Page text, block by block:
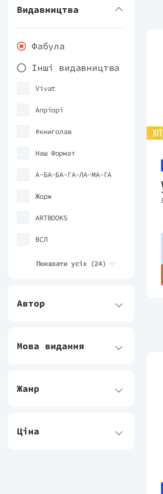
Видавництва
Фабула
Інші видавництва
Vivat
Апріорі
#книголав
Наш Формат
А-БА-БА-ГА-ЛА-МА-ГА
Жорж
ARTBOOKS
ВСЛ
Лабораторія
Видавництво РМ
НК Богдан
Nebo BookLab
Ще одну сторінку
Показати усіх (24)
Автор
Мова видання
Жанр
Ціна
ХІТ